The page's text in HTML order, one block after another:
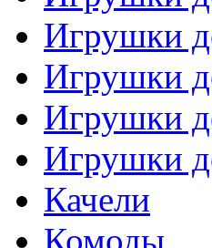
Игрушки
Игрушки
Игрушки
Игрушки
Качели
Комоды